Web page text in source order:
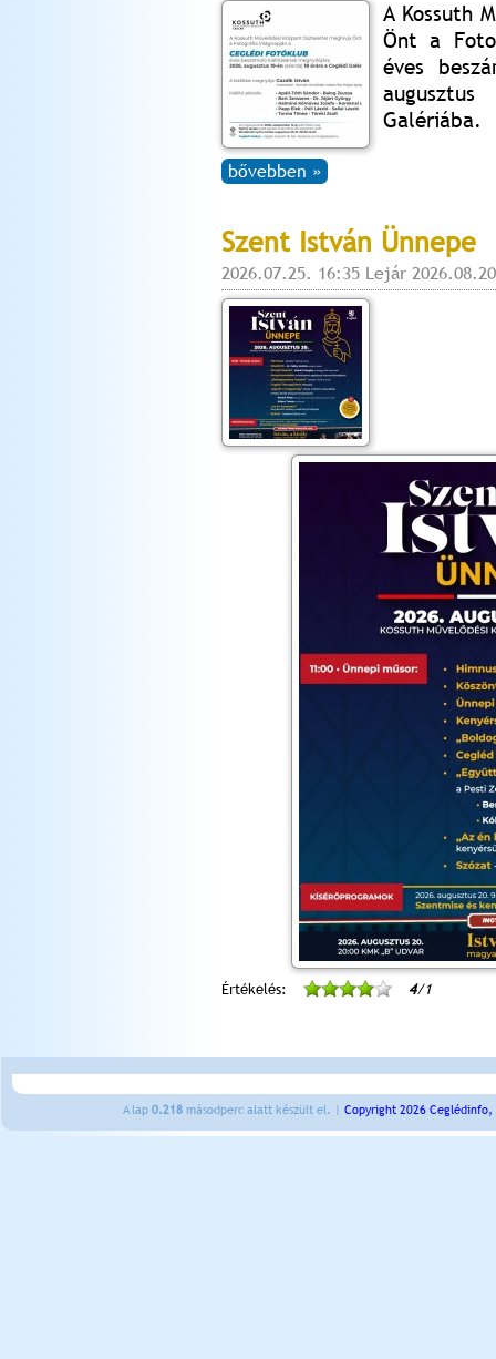
A Kossuth
Önt a
éves
Galériába.
bővebben »
Szent István Ünnepe
2026.07.25. 16:35 Lejár
Értékelés: 4/1
A lap 0.218 másodperc alatt készült el. | Copyright 2026